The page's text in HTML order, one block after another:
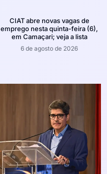
CIAT abre novas vagas de
emprego nesta quinta-feira (6),
em Camaçari; veja a lista
6 de agosto de 2026